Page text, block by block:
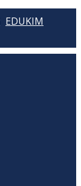
EDUKIM